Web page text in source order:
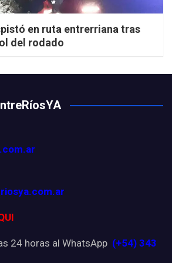
en ruta entrerriana tras
del rodado
24 horas al WhatsApp (+54) 343